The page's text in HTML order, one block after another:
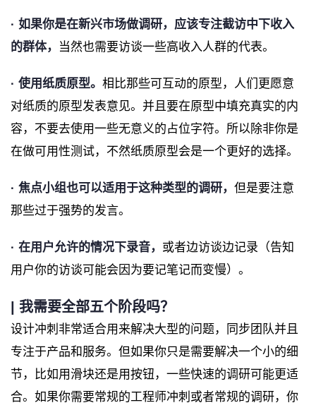
· 如果你是在新兴市场做调研，应该专注截访中下收入
的群体，
当然也需要访谈一些高收入人群的代表。
· 使用纸质原型。 相比那些可互动的原型，人们更愿意
对纸质的原型发表意见。并且要在原型中填充真实的内
容，不要去使用一些无意义的占位字符。所以除非你是
在做可用性测试，不然纸质原型会是一个更好的选择。
· 焦点小组也可以适用于这种类型的调研， 但是要注意
那些过于强势的发言。
· 在用户允许的情况下录音， 或者边访谈边记录（告知
用户你的访谈可能会因为要记笔记而变慢）。
| 我需要全部五个阶段吗？
设计冲刺非常适合用来解决大型的问题，同步团队并且
专注于产品和服务。但如果你只是需要解决一个小的细
节，比如用滑块还是用按钮，一些快速的调研可能更适
合。如果你需要常规的工程师冲刺或者常规的调研，你